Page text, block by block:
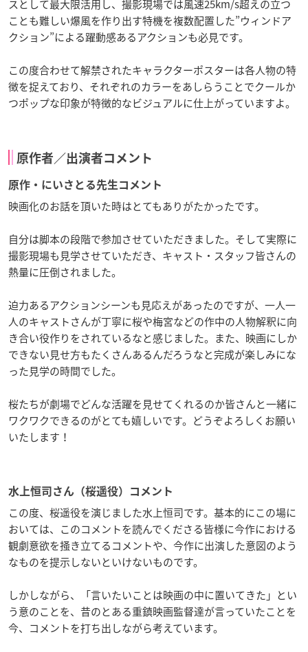
スとして最大限活用し、撮影現場では風速25km/s超えの立つ
ことも難しい爆風を作り出す特機を複数配置した”ウィンドア
クション”による躍動感あるアクションも必見です。
この度合わせて解禁されたキャラクターポスターは各人物の特
徴を捉えており、それぞれのカラーをあしらうことでクールか
つポップな印象が特徴的なビジュアルに仕上がっていますよ。
原作者／出演者コメント
原作・にいさとる先生コメント
映画化のお話を頂いた時はとてもありがたかったです。
自分は脚本の段階で参加させていただきました。そして実際に
撮影現場も見学させていただき、キャスト・スタッフ皆さんの
熱量に圧倒されました。
迫力あるアクションシーンも見応えがあったのですが、一人一
人のキャストさんが丁寧に桜や梅宮などの作中の人物解釈に向
き合い役作りをされているなと感じました。また、映画にしか
できない見せ方もたくさんあるんだろうなと完成が楽しみにな
った見学の時間でした。
桜たちが劇場でどんな活躍を見せてくれるのか皆さんと一緒に
ワクワクできるのがとても嬉しいです。どうぞよろしくお願い
いたします！
水上恒司さん（桜遥役）コメント
この度、桜遥役を演じました水上恒司です。基本的にこの場に
おいては、このコメントを読んでくださる皆様に今作における
観劇意欲を掻き立てるコメントや、今作に出演した意図のよう
なものを提示しないといけないものです。
しかしながら、「言いたいことは映画の中に置いてきた」とい
う意のことを、昔のとある重鎮映画監督達が言っていたことを
今、コメントを打ち出しながら考えています。